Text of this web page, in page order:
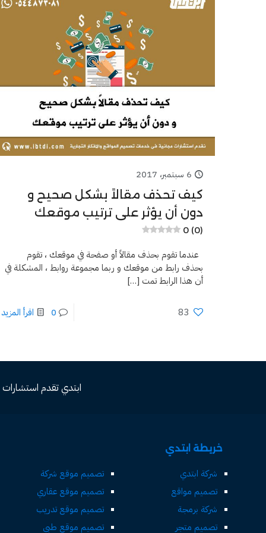
6 سبتمبر، 2017
كيف تحذف مقالاً بشكل صحيح و
دون أن يؤثر على ترتيب موقعك
0 (0)
عندما تقوم بحذف مقالاً أو صفحة في موقعك ، تقوم
بحذف رابط من موقعك و ربما مجموعة روابط ، المشكلة في
أن هذا الرابط تمت […]
83
0 اقرأ المزيد
ابتدي تقدم استشارات
خريطة ابتدي
شركة ابتدي
تصميم مواقع
شركة برمجة
تصميم متجر
تصميم موقع شركة
تصميم موقع عقاري
تصميم موقع تدريب
تصميم موقع طبي